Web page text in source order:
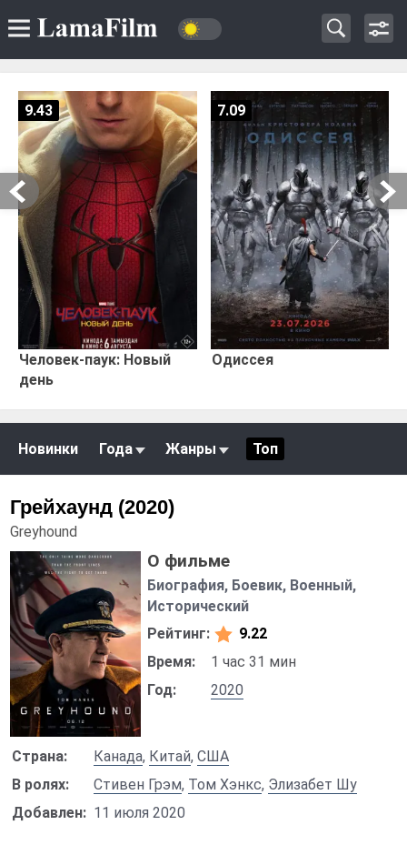
Человек-паук: Новый
день
9.43
Одиссея
7.09
Новинки Года Жанры Топ
Грейхаунд (2020)
Greyhound
О фильме
Биография, Боевик, Военный,
Исторический
Рейтинг:
9.22
Время:
1 час 31 мин
Год:
2020
Страна: Канада, Китай,США
В ролях:
Стивен Грэм, Том Хэнкс, Элизабет Шу
Добавлен: 11 июля 2020